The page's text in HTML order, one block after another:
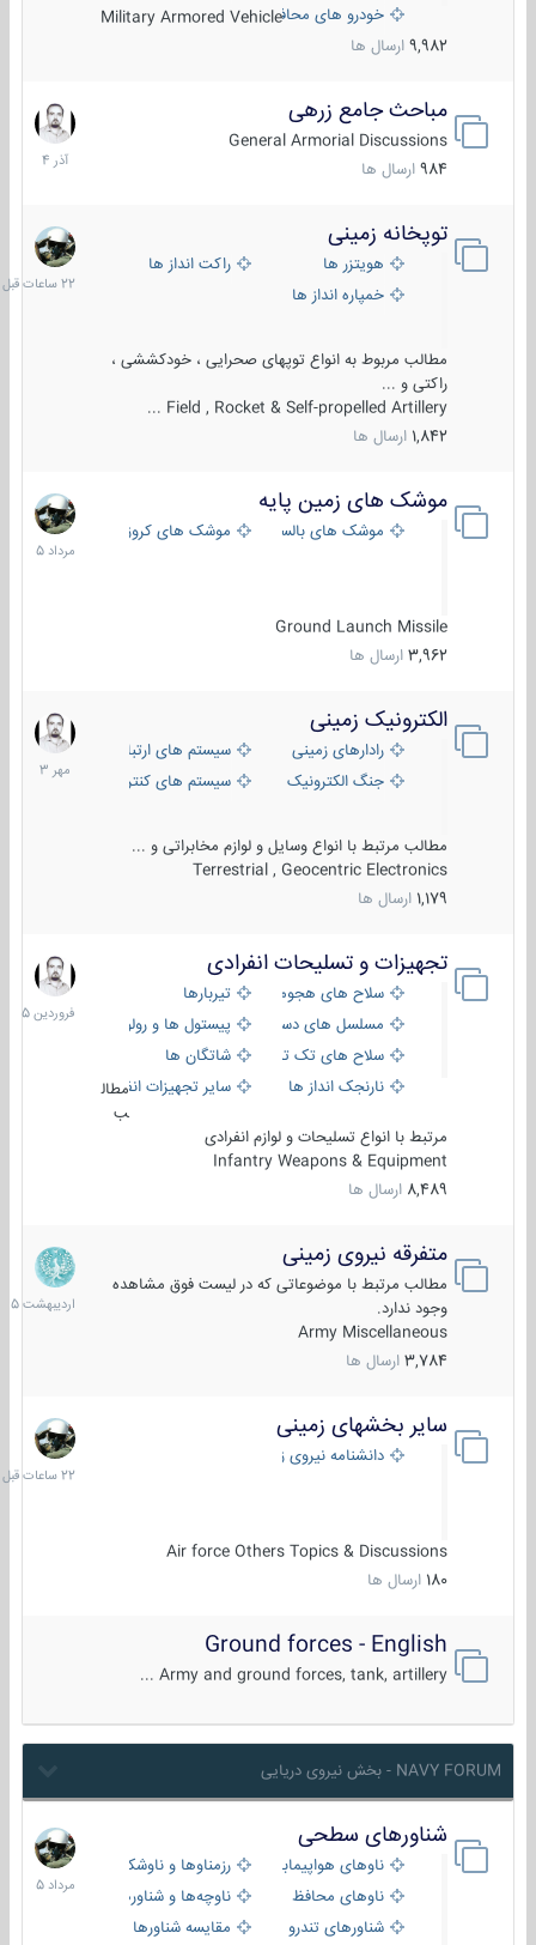
خودرو های محافظت شدهMilitary Armored Vehicle
9,982 ارسال ها
مباحث جامع زرهی
General Armorial Discussions
984 ارسال ها
7
آذر
1404
توپخانه زمینی
هویتزر ها
راکت انداز ها
خمپاره انداز ها
مطالب مربوط به انواع توپهای صحرایی ، خودکششی ،
راکتی و ...
Field , Rocket & Self-propelled Artillery ...
1,842 ارسال ها
22
ساعات
قبل
موشک های زمین پایه
موشک های بالستیک موشک های کروز
Ground Launch Missile
3,962 ارسال ها
2
مرداد
1405
الکترونیک زمینی
رادارهای زمینی
سیستم های ارتباطی و جمع آوری
جنگ الکترونیک
سیستم های کنترل آتش و تجهیزات
مطالب مرتبط با انواع وسایل و لوازم مخابراتی و ...
Terrestrial , Geocentric Electronics
1,179 ارسال ها
1
مهر
1403
تجهیزات و تسلیحات انفرادی
سلاح های هجومی
تیربارها
مسلسل های دستی
پیستول ها و رولورها
سلاح های تک تیر اندازیشاتگان ها
نارنجک انداز ها
سایر تجهیزات انفرادی
مطال
ب
مرتبط با انواع تسلیحات و لوازم انفرادی
Infantry Weapons & Equipment
8,489 ارسال ها
17
فروردین
1405
متفرقه نیروی زمینی
مطالب مرتبط با موضوعاتی که در لیست فوق مشاهده
وجود ندارد.
Army Miscellaneous
3,784 ارسال ها
27
1405
سایر بخشهای زمینی
دانشنامه نیروی زمینی
Air force Others Topics & Discussions
180 ارسال ها
22
ساعات
قبل
Ground forces - English
Army and ground forces, tank, artillery ...
NAVY FORUM - بخش نیروی دریایی
شناورهای سطحی
ناوهای هواپیمابر و بالگرد بررزمناوها و ناوشکن‌ها
ناوهای محافظ
ناوچه‌ها و شناورهای گشتی
شناورهای تندرو
مقایسه شناورها
2
مرداد
1405